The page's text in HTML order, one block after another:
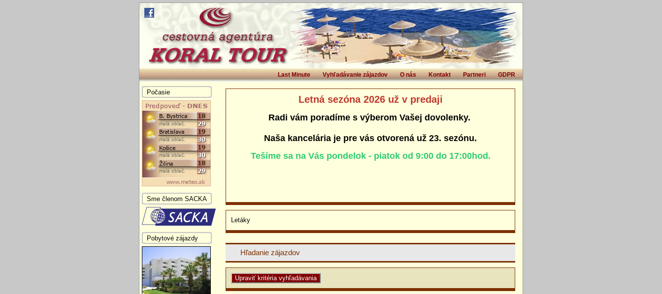
GDPR
Partneri
Kontakt
O nás
Vyhľadávanie zájazdov
Last Minute
Letná sezóna 2026 už v predaji
Radi vám poradíme s výberom Vašej dovolenky.
Naša kancelária je pre vás otvorená už 23. sezónu.
Tešíme sa na Vás pondelok - piatok od 9:00 do 17:00hod.
Letáky
Hľadanie zájazdov
Počasie
Sme členom SACKA
Pobytové zájazdy